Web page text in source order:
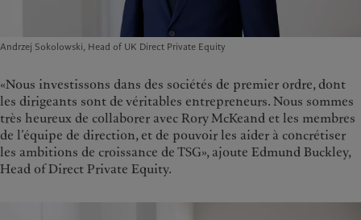
Andrzej Sokolowski, Head of UK Direct Private Equity
«Nous investissons dans des sociétés de premier ordre, dont
les dirigeants sont de véritables entrepreneurs. Nous sommes
très heureux de collaborer avec Rory McKeand et les membres
de l’équipe de direction, et de pouvoir les aider à concrétiser
les ambitions de croissance de TSG», ajoute Edmund Buckley,
Head of Direct Private Equity.